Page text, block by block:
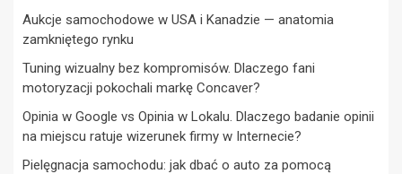
Aukcje samochodowe w USA i Kanadzie — anatomia
zamkniętego rynku
Tuning wizualny bez kompromisów. Dlaczego fani
motoryzacji pokochali markę Concaver?
Opinia w Google vs Opinia w Lokalu. Dlaczego badanie opinii
na miejscu ratuje wizerunek firmy w Internecie?
Pielęgnacja samochodu: jak dbać o auto za pomocą